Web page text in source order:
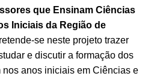
que Ensinam Ciências
Iniciais da Região de
se neste projeto trazer
e discutir a formação dos
nos anos iniciais em Ciências e